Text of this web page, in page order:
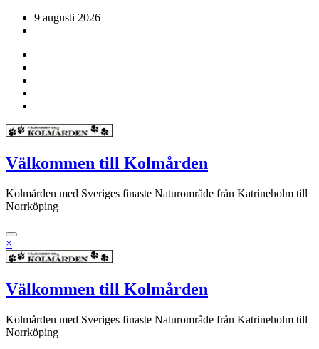
Hoppa9 augusti 2026
Välkommen till Kolmården
Kolmården med Sveriges finaste Naturområde från Katrineholm till
Norrköping
×
Välkommen till Kolmården
Kolmården med Sveriges finaste Naturområde från Katrineholm till
Norrköping